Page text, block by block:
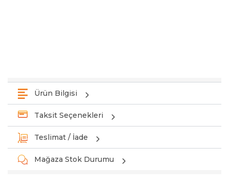
Ürün Bilgisi
Taksit Seçenekleri
Teslimat / İade
Mağaza Stok Durumu